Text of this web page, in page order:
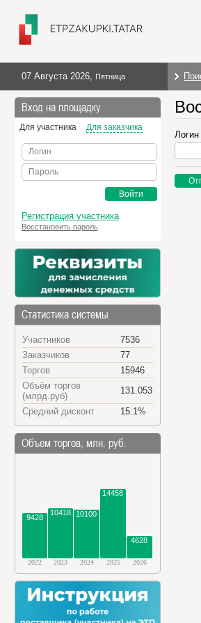
07 Августа 2026, Пятница
Вход на площадку
Для участника Для заказчика
Логин
Пароль
Войти
Регистрация участника
Восстановить пароль
Статистика системы
Участников
7536
Заказчиков
77
Торгов
15946
Объём торгов
(млрд.руб)
131.053
Средний дисконт
15.1%
Объем торгов, млн. руб.
9428
10418 10100
14458
4628
2022 2023 2024 2025 2026
Логин